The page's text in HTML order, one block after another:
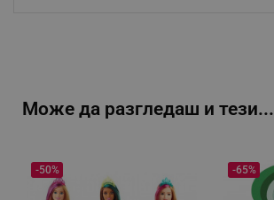
Може да разгледаш и тези...
-50% -65%